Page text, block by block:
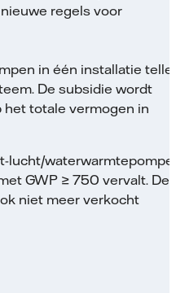
regels voor
in één installatie
De subsidie wordt
het totale vermogen in
lucht/
GWP ≥ 750 vervalt.
niet meer verkocht